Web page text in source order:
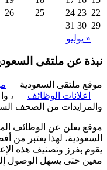
23
24
30
31
يوليو
عن ملتقى السعودية:
ملتقى السعودية موقع
الوظائف
،
من الصحف
يعلن عن الوظائف
لهذا يعتبر من أفضل
بفرز وتصنيف هذه
حتى يسهل الوصول إليها.